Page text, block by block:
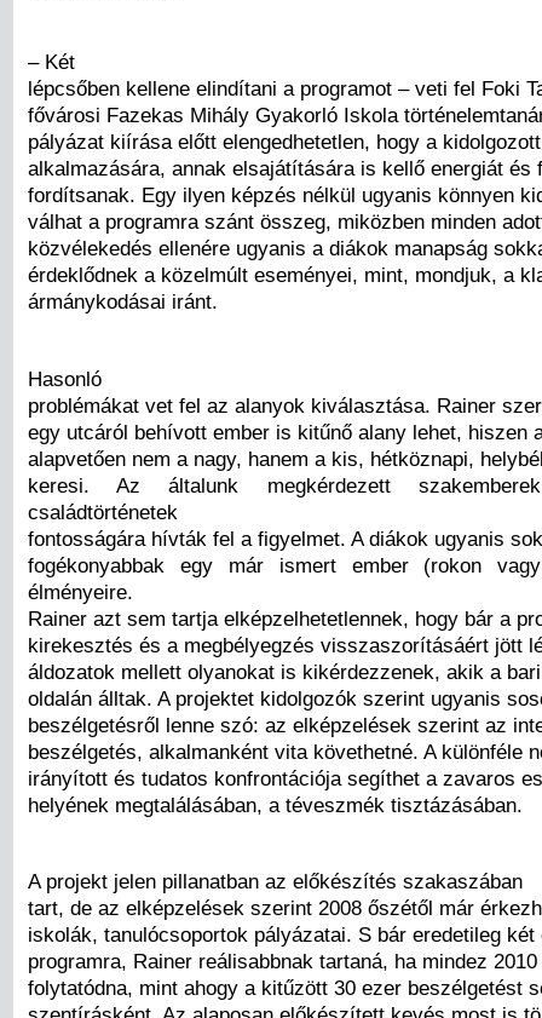
– Két
lépcsőben kellene elindítani a programot – veti fel Foki
fővárosi Fazekas Mihály Gyakorló Iskola
pályázat kiírása előtt elengedhetetlen, hogy a
alkalmazására, annak elsajátítására is kellő energiát és
fordítsanak. Egy ilyen képzés nélkül ugyanis könnyen
válhat a programra szánt összeg, miközben minden
közvélekedés ellenére ugyanis a diákok manapság
érdeklődnek a közelmúlt eseményei, mint, mondjuk, a
ármánykodásai iránt.
Hasonló
problémákat vet fel az alanyok kiválasztása. Rainer
egy utcáról behívott ember is kitűnő alany lehet, hiszen
alapvetően nem a nagy, hanem a kis, hétköznapi,
keresi. Az általunk megkérdezett
családtörténetek
fontosságára hívták fel a figyelmet. A diákok ugyanis
fogékonyabbak egy már ismert ember (rokon
élményeire.
Rainer azt sem tartja elképzelhetetlennek, hogy bár a
kirekesztés és a megbélyegzés visszaszorításáért jött
áldozatok mellett olyanokat is kikérdezzenek, akik a
oldalán álltak. A projektet kidolgozók szerint ugyanis
beszélgetésről lenne szó: az elképzelések szerint az
beszélgetés, alkalmanként vita követhetné. A különféle
irányított és tudatos konfrontációja segíthet a zavaros
helyének megtalálásában, a téveszmék tisztázásában.
A projekt jelen pillanatban az előkészítés szakaszában
tart, de az elképzelések szerint 2008 őszétől már
iskolák, tanulócsoportok pályázatai. S bár eredetileg
programra, Rainer reálisabbnak tartaná, ha mindez
folytatódna, mint ahogy a kitűzött 30 ezer beszélgetést